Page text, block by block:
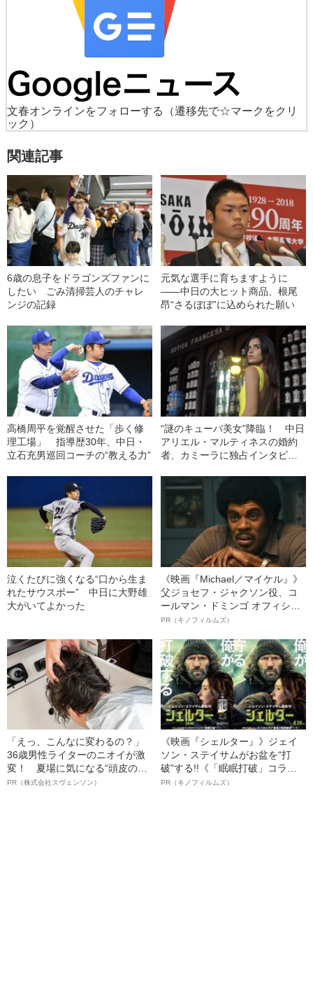
文春オンラインをフォローする
（遷移先で☆マークをクリ
ック）
関連記事
6歳の息子をドラゴンズファンに
したい ごみ清掃芸人のチャレ
ンジの記録
元気な選手に育ちますように
――中日の大ヒット商品、根尾
昂“さるぼぼ”に込められた願い
高橋周平を覚醒させた「歩く修
理工場」 指導歴30年、中日・
立石充男巡回コーチの“教える力”
“謎のキューバ美女”降臨！ 中日
アリエル・マルティネスの婚約
者、カミーラに独占インタビュ
泣くたびに強くなる“口から生ま
れたサウスポー” 中日に大野雄
大がいてよかった
《映画『Michael／マイケル』》
父ジョセフ・ジャクソン役、コ
ールマン・ドミンゴ オフィシャ
ルインタビュー“観客を魅了した
語る”《日本興収70億円突破》
PR（キノフィルムズ）
「えっ、こんなに変わるの？」
36歳男性ライターのニオイが激
変！ 夏場に気になる“頭皮のニ
オイ”や“ベタつき”を解消す
PR（株式会社スヴェンソン）
《映画『シェルター』》ジェイ
ソン・ステイサムがお盆を“打
破”する!!《「眠眠打破」コラ
ボ》
PR（キノフィルムズ）